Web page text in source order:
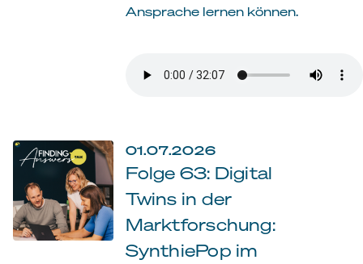
Ansprache lernen können.
01.07.2026
Folge 63: Digital
Twins in der
Marktforschung:
SynthiePop im